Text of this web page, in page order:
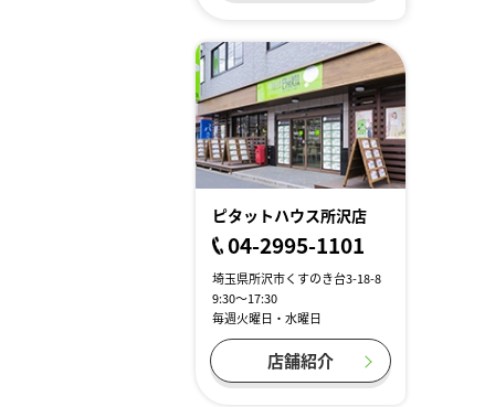
ピタットハウス所沢店
04-2995-1101
埼玉県所沢市くすのき台3-18-8
9:30～17:30
毎週火曜日・水曜日
店舗紹介